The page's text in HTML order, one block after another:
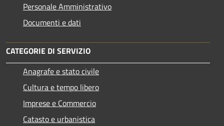
Personale Amministrativo
Documenti e dati
CATEGORIE DI SERVIZIO
Anagrafe e stato civile
Cultura e tempo libero
Imprese e Commercio
Catasto e urbanistica